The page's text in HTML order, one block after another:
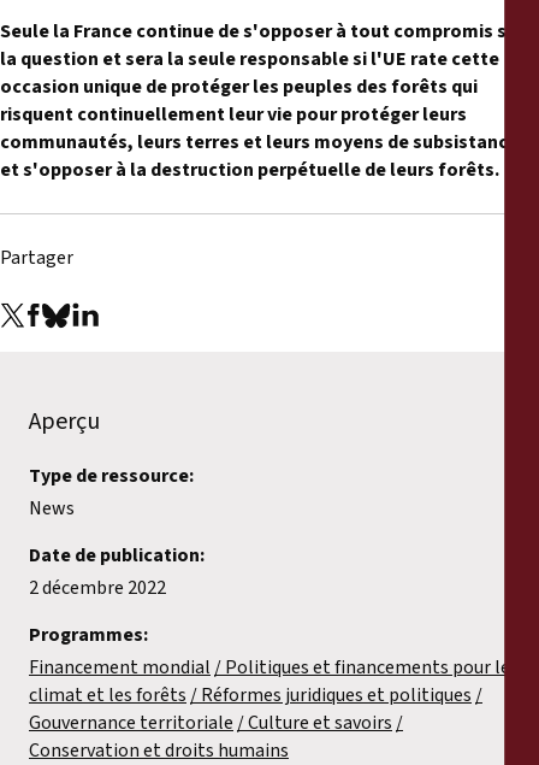
Seule la France continue de s'opposer à tout compromis sur
la question et sera la seule responsable si l'UE rate cette
occasion unique de protéger les peuples des forêts qui
risquent continuellement leur vie pour protéger leurs
communautés, leurs terres et leurs moyens de subsistance
et s'opposer à la destruction perpétuelle de leurs forêts.
Partager
Aperçu
Type de ressource:
News
Date de publication:
2 décembre 2022
Programmes:
Financement mondial
Politiques et financements pour le
climat et les forêts
Réformes juridiques et politiques
Gouvernance territoriale Culture et savoirs
Conservation et droits humains